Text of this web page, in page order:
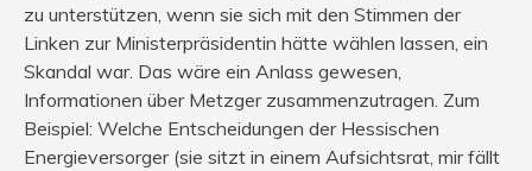
zu unterstützen, wenn sie sich mit den Stimmen der
Linken zur Ministerpräsidentin hätte wählen lassen, ein
Skandal war. Das wäre ein Anlass gewesen,
Informationen über Metzger zusammenzutragen. Zum
Beispiel: Welche Entscheidungen der Hessischen
Energieversorger (sie sitzt in einem Aufsichtsrat, mir fällt